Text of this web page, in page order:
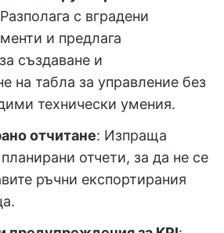
с вградени
и предлага
създаване и
на табла за управление без
технически умения.
отчитане: Изпраща
отчети, за да не се
ръчни експортирания